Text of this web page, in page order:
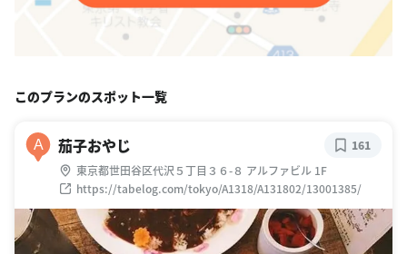
このプランのスポット一覧
A 茄子おやじ
東京都世田谷区代沢５丁目３６-８ アルファビル 1F
https://tabelog.com/tokyo/A1318/A131802/13001385/
161